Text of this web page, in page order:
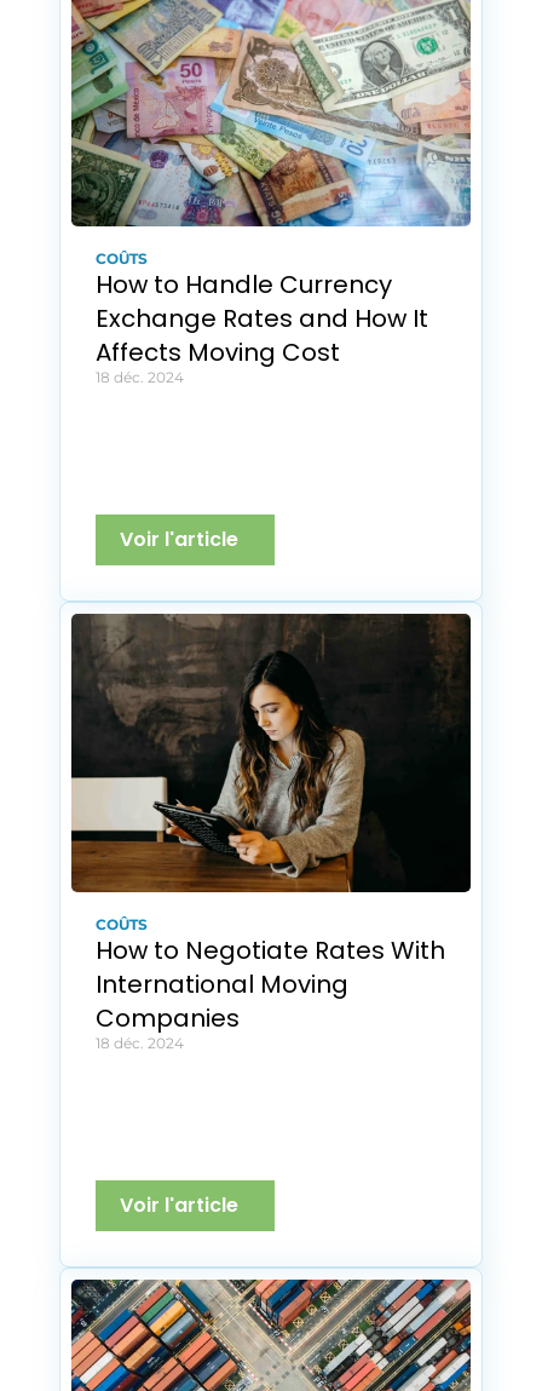
COÛTS
How to Handle Currency
Exchange Rates and How It
Affects Moving Cost
18 déc. 2024
Voir l'article
COÛTS
How to Negotiate Rates With
International Moving
Companies
18 déc. 2024
Voir l'article